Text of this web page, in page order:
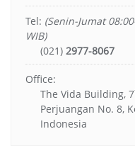
Tel: (Senin-Jumat
WIB)
(021) 2977-8067
Office:
The Vida Building, 7
Perjuangan No. 8,
Indonesia